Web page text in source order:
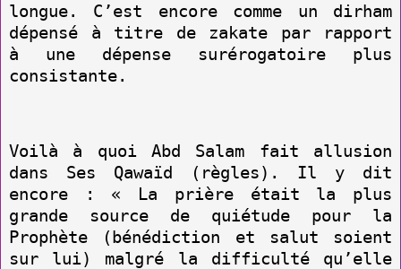
longue. C’est encore comme un dirham
dépensé à titre de zakate par rapport
à une dépense surérogatoire plus
consistante.
Voilà à quoi Abd Salam fait allusion
dans Ses Qawaïd (règles). Il y dit
encore : « La prière était la plus
grande source de quiétude pour la
Prophète (bénédiction et salut soient
sur lui) malgré la difficulté qu’elle